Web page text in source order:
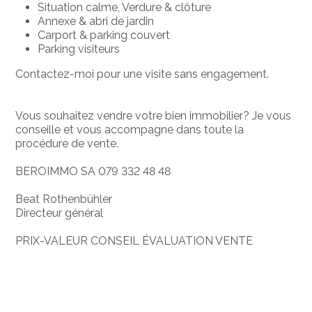
Situation calme, Verdure & clôture
Annexe & abri de jardin
Carport & parking couvert
Parking visiteurs
Contactez-moi pour une visite sans engagement.
Vous souhaitez vendre votre bien immobilier? Je vous
conseille et vous accompagne dans toute la
procédure de vente.
BEROIMMO SA 079 332 48 48
Beat Rothenbühler
Directeur général
PRIX-VALEUR CONSEIL ÉVALUATION VENTE